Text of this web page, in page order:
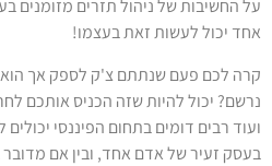
על החשיבות של ניהול תזרים מזומנים
אחד יכול לעשות זאת בעצמו!
קרה לכם פעם שנתתם צ'ק לספק אך הוא
נרשם? יכול להיות שזה הכניס אותכם
ועוד רבים דומים בתחום הפיננסי
בעסק זעיר של אדם אחד, ובין אם